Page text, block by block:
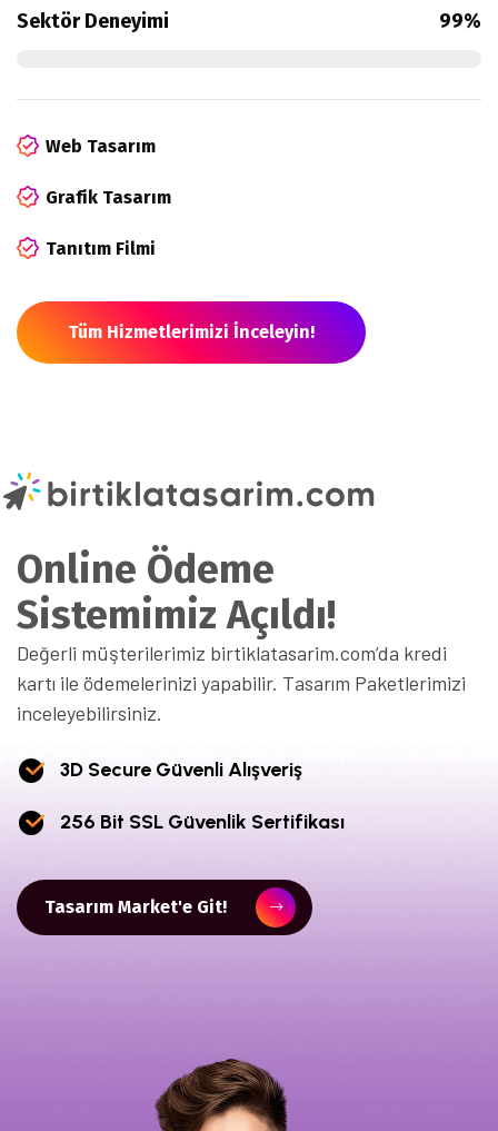
Sektör Deneyimi 99%
Web Tasarım
Grafik Tasarım
Tanıtım Filmi
Tüm Hizmetlerimizi İnceleyin!
Online Ödeme
Sistemimiz Açıldı!
Değerli müşterilerimiz birtiklatasarim.com’da kredi
kartı ile ödemelerinizi yapabilir. Tasarım Paketlerimizi
inceleyebilirsiniz.
3D Secure Güvenli Alışveriş
256 Bit SSL Güvenlik Sertifikası
Tasarım Market'e Git!